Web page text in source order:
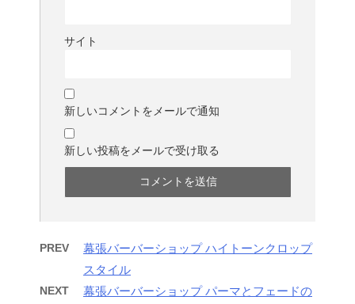
サイト
新しいコメントをメールで通知
新しい投稿をメールで受け取る
PREV
幕張バーバーショップ ハイトーンクロップ
スタイル
NEXT
幕張バーバーショップ パーマとフェードの